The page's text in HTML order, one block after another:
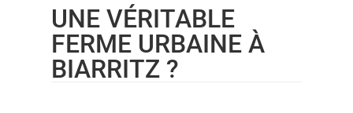
UNE VÉRITABLE
FERME URBAINE À
BIARRITZ ?